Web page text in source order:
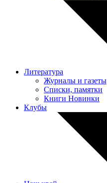
Литература
Журналы и газеты
Списки, памятки
Книги Новинки
Клубы